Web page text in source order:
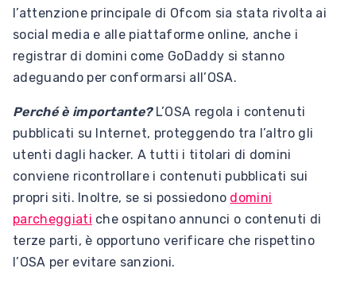
l’attenzione principale di Ofcom sia stata rivolta ai
social media e alle piattaforme online, anche i
registrar di domini come GoDaddy si stanno
adeguando per conformarsi all’OSA.
Perché è importante?L’OSA regola i contenuti
pubblicati su Internet, proteggendo tra l’altro gli
utenti dagli hacker. A tutti i titolari di domini
conviene ricontrollare i contenuti pubblicati sui
propri siti. Inoltre, se si possiedono domini
parcheggiati che ospitano annunci o contenuti di
terze parti, è opportuno verificare che rispettino
l’OSA per evitare sanzioni.